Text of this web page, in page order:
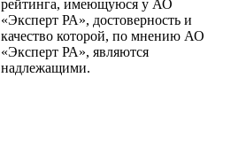
рейтинга, имеющуюся у АО
«Эксперт РА», достоверность и
качество которой, по мнению АО
«Эксперт РА», являются
надлежащими.